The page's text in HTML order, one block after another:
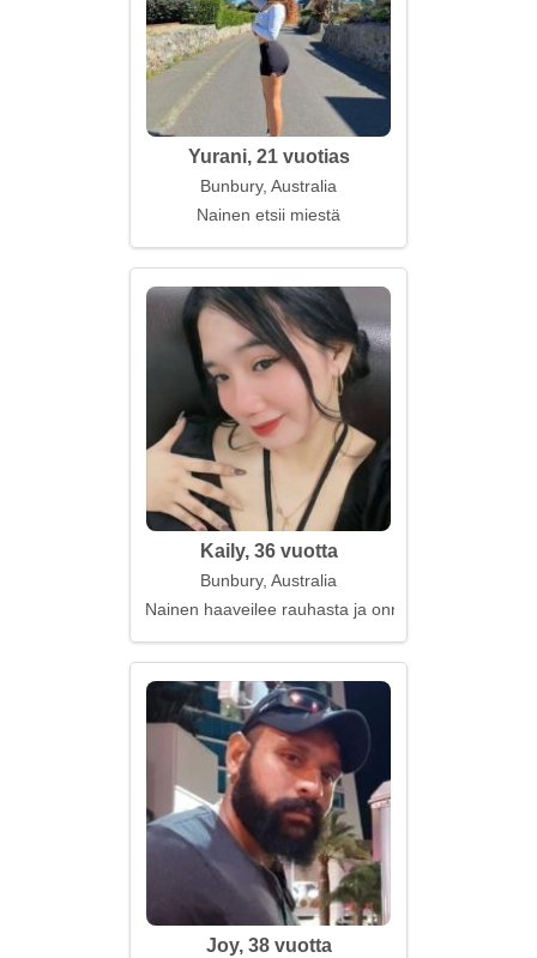
Yurani, 21 vuotias
Bunbury, Australia
Nainen etsii miestä
Kaily, 36 vuotta
Bunbury, Australia
Nainen haaveilee rauhasta ja onnellisuudesta
Joy, 38 vuotta